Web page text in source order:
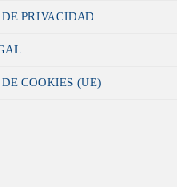
PRIVACIDAD
COOKIES (UE)